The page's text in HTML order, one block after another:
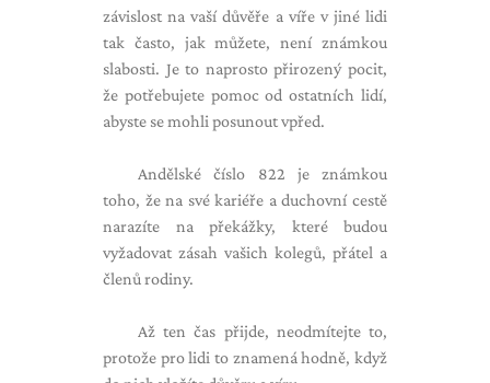
závislost na vaší důvěře a víře v jiné lidi
tak často, jak můžete, není známkou
slabosti. Je to naprosto přirozený pocit,
že potřebujete pomoc od ostatních lidí,
abyste se mohli posunout vpřed.
Andělské číslo 822 je známkou
toho, že na své kariéře a duchovní cestě
narazíte na překážky, které budou
vyžadovat zásah vašich kolegů, přátel a
členů rodiny.
Až ten čas přijde, neodmítejte to,
protože pro lidi to znamená hodně, když